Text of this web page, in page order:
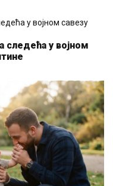
следећа у војном